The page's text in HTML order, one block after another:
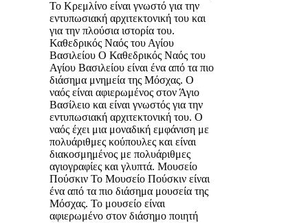
Το Κρεμλίνο είναι γνωστό για την
εντυπωσιακή αρχιτεκτονική του και
για την πλούσια ιστορία του.
Καθεδρικός Ναός του Αγίου
Βασιλείου Ο Καθεδρικός Ναός του
Αγίου Βασιλείου είναι ένα από τα πιο
διάσημα μνημεία της Μόσχας. Ο
ναός είναι αφιερωμένος στον Άγιο
Βασίλειο και είναι γνωστός για την
εντυπωσιακή αρχιτεκτονική του. Ο
ναός έχει μια μοναδική εμφάνιση με
πολυάριθμες κούπουλες και είναι
διακοσμημένος με πολυάριθμες
αγιογραφίες και γλυπτά. Μουσείο
Πούσκιν Το Μουσείο Πούσκιν είναι
ένα από τα πιο διάσημα μουσεία της
Μόσχας. Το μουσείο είναι
αφιερωμένο στον διάσημο ποιητή